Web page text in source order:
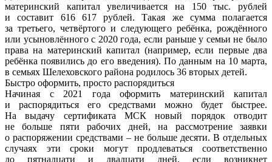
материнский капитал увеличивается на 150 тыс. рублей
и составит 616 617 рублей. Такая же сумма полагается
за третьего, четвёртого и следующего ребёнка, рождённого
или усыновлённого с 2020 года, если раньше у семьи не было
права на материнский капитал (например, если первые два
ребёнка появились до его введения). По данным на 10 марта,
в семьях Шелеховского района родилось 36 вторых детей.
Быстро оформить, просто распорядиться
Начиная с 2021 года оформить материнский капитал
и распорядиться его средствами можно будет быстрее.
На выдачу сертификата МСК новый порядок отводит
не больше пяти рабочих дней, на рассмотрение заявки
о распоряжении средствами – не больше десяти. В отдельных
случаях эти сроки могут продлеваться соответственно
до пятнадцати и двадцати дней, если возникнет